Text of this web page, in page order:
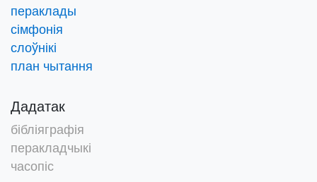
пераклады
сімфонія
слоўнікі
план чытання
Дадатак
бібліяграфія
перакладчыкі
часопіс